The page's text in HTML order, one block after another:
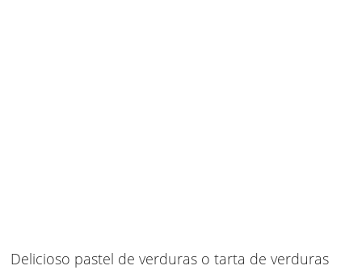
Delicioso pastel de verduras o tarta de verduras